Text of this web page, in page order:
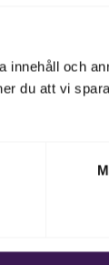
innehåll och
du att vi
dramatiskt
går ner
CRP kan
hård